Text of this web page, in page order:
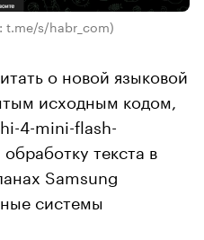
t.me/s/habr_com)
о новой языковой
исходным кодом,
4-mini-flash-
текста в
Samsung
системы